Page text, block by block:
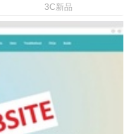
鎖定 AI 應用
3C新品